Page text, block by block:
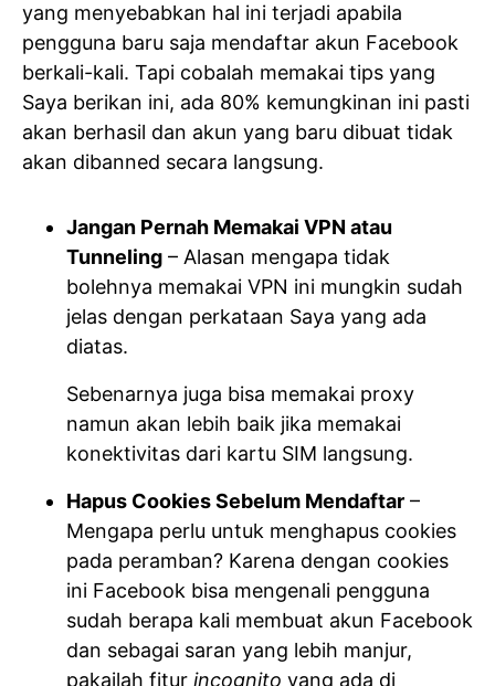
yang menyebabkan hal ini terjadi apabila
pengguna baru saja mendaftar akun Facebook
berkali-kali. Tapi cobalah memakai tips yang
Saya berikan ini, ada 80% kemungkinan ini pasti
akan berhasil dan akun yang baru dibuat tidak
akan dibanned secara langsung.
Jangan Pernah Memakai VPN atau
Tunneling – Alasan mengapa tidak
bolehnya memakai VPN ini mungkin sudah
jelas dengan perkataan Saya yang ada
diatas.
Sebenarnya juga bisa memakai proxy
namun akan lebih baik jika memakai
konektivitas dari kartu SIM langsung.
Hapus Cookies Sebelum Mendaftar –
Mengapa perlu untuk menghapus cookies
pada peramban? Karena dengan cookies
ini Facebook bisa mengenali pengguna
sudah berapa kali membuat akun Facebook
dan sebagai saran yang lebih manjur,
pakailah fitur incognito yang ada di